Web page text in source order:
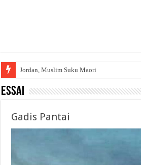
Jordan, Muslim Suku Maori
Essai
Gadis Pantai